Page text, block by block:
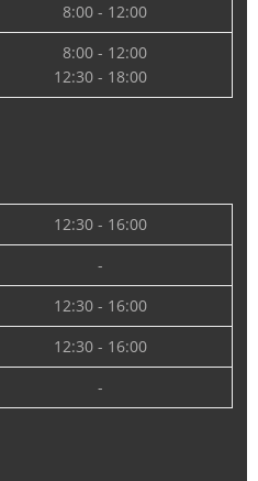
8:00 - 12:00
8:00 - 12:00
12:30 - 18:00
12:30 - 16:00
-
12:30 - 16:00
12:30 - 16:00
-